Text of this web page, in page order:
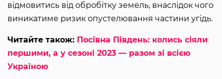
відмовитись від обробітку земель, внаслідок чого
виникатиме ризик опустелювання частини угідь.
Читайте також: Посівна Південь: колись сіяли
першими, а у сезоні 2023 — разом зі всією
Україною